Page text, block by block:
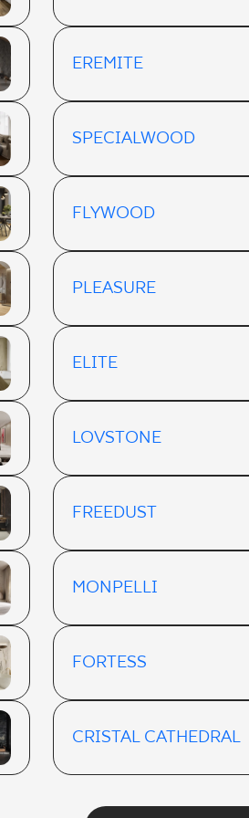
EREMITE
SPECIALWOOD
FLYWOOD
PLEASURE
ELITE
LOVSTONE
FREEDUST
MONPELLI
FORTESS
CRISTAL CATHEDRAL